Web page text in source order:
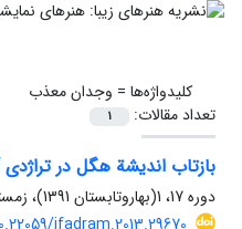
کلیدواژه‌ها = وجدان معذب
تعداد مقالات:
1
بازتاب اندیشة هگل در تراژدی
دوره 17، 1(بهاروتابستان 1391)، زمستان 1391، صفحه